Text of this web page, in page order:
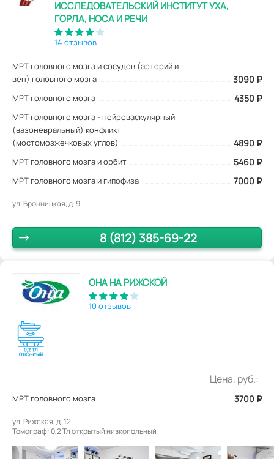
ИССЛЕДОВАТЕЛЬСКИЙ ИНСТИТУТ УХА,
ГОРЛА, НОСА И РЕЧИ
14 отзывов
МРТ головного мозга и сосудов (артерий и
вен) головного мозга
3090 ₽
МРТ головного мозга 4350 ₽
МРТ головного мозга - нейроваскулярный
(вазоневральный) конфликт
(мостомозжечковых углов)
4890 ₽
МРТ головного мозга и орбит 5460 ₽
МРТ головного мозга и гипофиза 7000 ₽
ул. Бронницкая, д. 9.
8 (812) 385-69-22
ОНА НА РИЖСКОЙ
10 отзывов
Цена, руб.:
МРТ головного мозга 3700 ₽
ул. Рижская, д. 12.
Томограф: 0,2 Тл открытый низкопольный